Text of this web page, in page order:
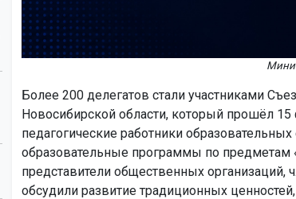
Более 200 делегатов стали участниками
Новосибирской области, который прошёл
педагогические работники
образовательные программы по предметам
представители общественных организаций,
обсудили развитие традиционных